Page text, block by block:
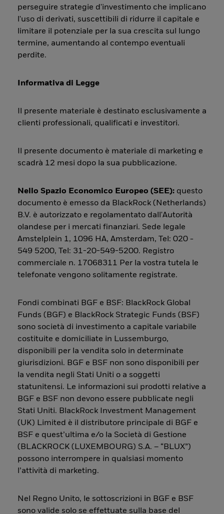
perseguire strategie d'investimento che implicano
l'uso di derivati, suscettibili di ridurre il capitale e
limitare il potenziale per la sua crescita sul lungo
termine, aumentando al contempo eventuali
perdite.
Informativa di Legge
Il presente materiale è destinato esclusivamente a
clienti professionali, qualificati e investitori.
Il presente documento è materiale di marketing e
scadrà 12 mesi dopo la sua pubblicazione.
Nello Spazio Economico Europeo (SEE): questo
documento è emesso da BlackRock (Netherlands)
B.V. è autorizzato e regolamentato dall'Autorità
olandese per i mercati finanziari. Sede legale
Amstelplein 1, 1096 HA, Amsterdam, Tel: 020 -
549 5200, Tel: 31-20-549-5200. Registro
commerciale n. 17068311 Per la vostra tutela le
telefonate vengono solitamente registrate.
Fondi combinati BGF e BSF: BlackRock Global
Funds (BGF) e BlackRock Strategic Funds (BSF)
sono società di investimento a capitale variabile
costituite e domiciliate in Lussemburgo,
disponibili per la vendita solo in determinate
giurisdizioni. BGF e BSF non sono disponibili per
la vendita negli Stati Uniti o a soggetti
statunitensi. Le informazioni sui prodotti relative a
BGF e BSF non devono essere pubblicate negli
Stati Uniti. BlackRock Investment Management
(UK) Limited è il distributore principale di BGF e
BSF e quest’ultima e/o la Società di Gestione
(BLACKROCK (LUXEMBOURG) S.A. – “BLUX”)
possono interrompere in qualsiasi momento
l’attività di marketing.
Nel Regno Unito, le sottoscrizioni in BGF e BSF
sono valide solo se effettuate sulla base del